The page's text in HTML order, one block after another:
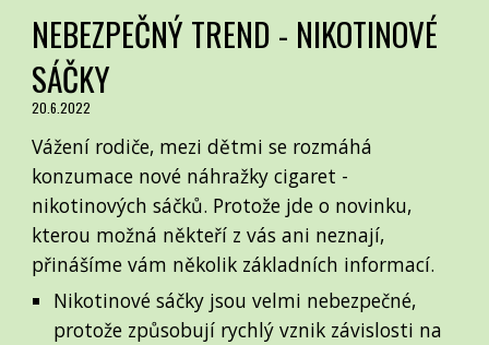
NEBEZPEČNÝ TREND - NIKOTINOVÉ
SÁČKY
20.6.2022
Vážení rodiče, mezi dětmi se rozmáhá
konzumace nové náhražky cigaret -
nikotinových sáčků. Protože jde o novinku,
kterou možná někteří z vás ani neznají,
přinášíme vám několik základních informací.
Nikotinové sáčky jsou velmi nebezpečné,
protože způsobují rychlý vznik závislosti na